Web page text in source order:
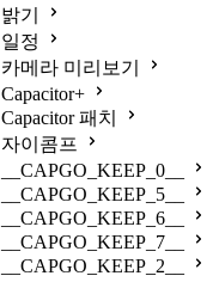
밝기
일정
카메라 미리보기
Capacitor+
Capacitor 패치
자이콤프
__CAPGO_KEEP_0__
__CAPGO_KEEP_5__
__CAPGO_KEEP_6__
__CAPGO_KEEP_7__
__CAPGO_KEEP_2__